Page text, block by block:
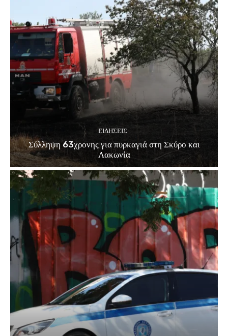
ΕΙΔΗΣΕΙΣ
Σύλληψη 63χρονης για πυρκαγιά στη Σκύρο και
Λακωνία